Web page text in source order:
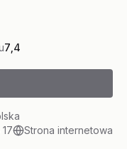
7,4
Strona internetowa